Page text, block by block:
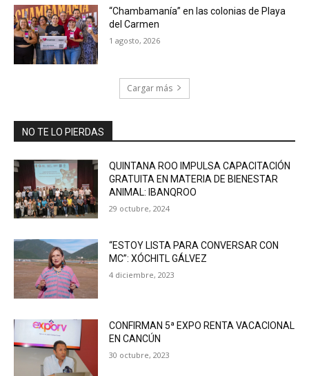
“Chambamanía” en las colonias de Playa
del Carmen
1 agosto, 2026
Cargar más
NO TE LO PIERDAS
QUINTANA ROO IMPULSA CAPACITACIÓN
GRATUITA EN MATERIA DE BIENESTAR
ANIMAL: IBANQROO
29 octubre, 2024
“ESTOY LISTA PARA CONVERSAR CON
MC”: XÓCHITL GÁLVEZ
4 diciembre, 2023
CONFIRMAN 5ª EXPO RENTA VACACIONAL
EN CANCÚN
30 octubre, 2023